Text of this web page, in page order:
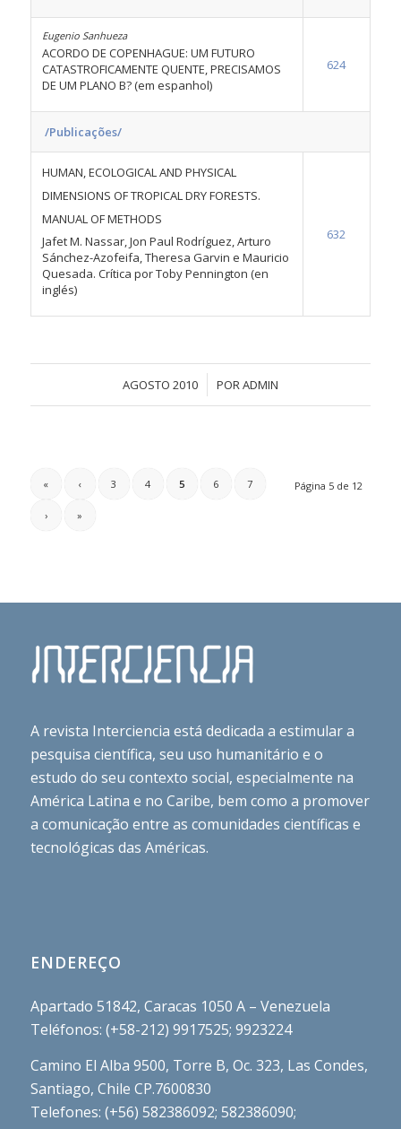
Eugenio Sanhueza
ACORDO DE COPENHAGUE: UM FUTURO
CATASTROFICAMENTE QUENTE, PRECISAMOS
DE UM PLANO B? (em espanhol)
624
/Publicações/
HUMAN, ECOLOGICAL AND PHYSICAL
DIMENSIONS OF TROPICAL DRY FORESTS.
MANUAL OF METHODS
Jafet M. Nassar, Jon Paul Rodríguez, Arturo
Sánchez-Azofeifa, Theresa Garvin e Mauricio
Quesada. Crítica por Toby Pennington (en
inglés)
632
AGOSTO 2010
/ PORADMIN
Página 5 de 12
« ‹ 3 4 5 6 7
› »
A revista Interciencia está dedicada a estimular a
pesquisa científica, seu uso humanitário e o
estudo do seu contexto social, especialmente na
América Latina e no Caribe, bem como a promover
a comunicação entre as comunidades científicas e
tecnológicas das Américas.
ENDEREÇO
Apartado 51842, Caracas 1050 A – Venezuela
Teléfonos: (+58-212) 9917525; 9923224
Camino El Alba 9500, Torre B, Oc. 323, Las Condes,
Santiago, Chile CP.7600830
Telefones: (+56) 582386092; 582386090;